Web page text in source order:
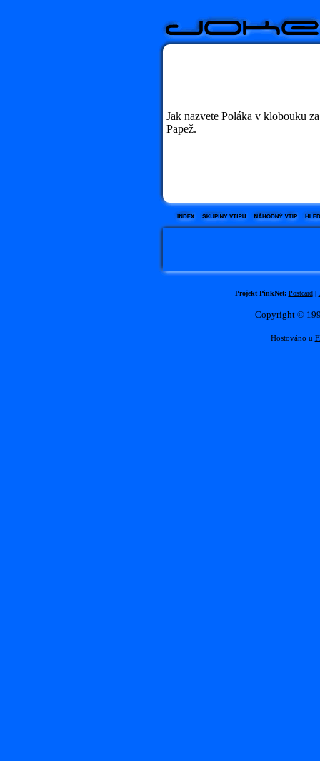
Jak nazvete Poláka v klobouku
Papež.
Projekt PinkNet: Postcard|
Copyright ©
Hostováno u